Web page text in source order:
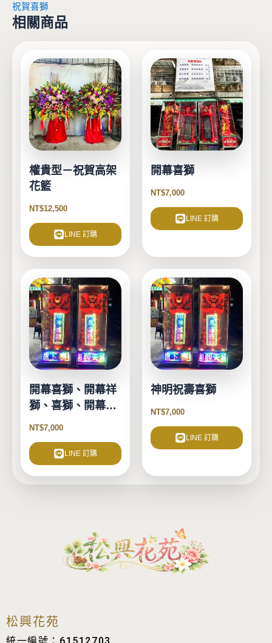
祝賀喜獅
相關商品
權貴型－祝賀高架
花籃
NT$12,500
LINE 訂購
開幕喜獅
NT$7,000
LINE 訂購
開幕喜獅、開幕祥
獅、喜獅、開幕、
動土、慶典活動、
NT$7,000
LINE 訂購
神明祝壽喜獅
NT$7,000
LINE 訂購
松興花苑